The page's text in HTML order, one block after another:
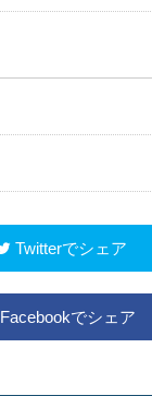
Twitterでシェア
Facebookでシェア